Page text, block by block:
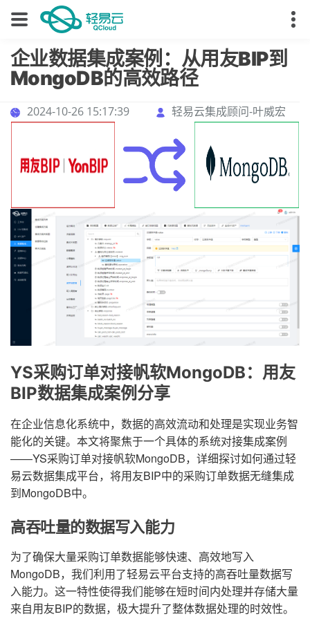
企业数据集成案例：从用友BIP到
MongoDB的高效路径
2024-10-26 15:17:39 轻易云集成顾问-叶威宏
YS采购订单对接帆软MongoDB：用友
BIP数据集成案例分享
在企业信息化系统中，数据的高效流动和处理是实现业务智
能化的关键。本文将聚焦于一个具体的系统对接集成案例
——YS采购订单对接帆软MongoDB，详细探讨如何通过轻
易云数据集成平台，将用友BIP中的采购订单数据无缝集成
到MongoDB中。
高吞吐量的数据写入能力
为了确保大量采购订单数据能够快速、高效地写入
MongoDB，我们利用了轻易云平台支持的高吞吐量数据写
入能力。这一特性使得我们能够在短时间内处理并存储大量
来自用友BIP的数据，极大提升了整体数据处理的时效性。